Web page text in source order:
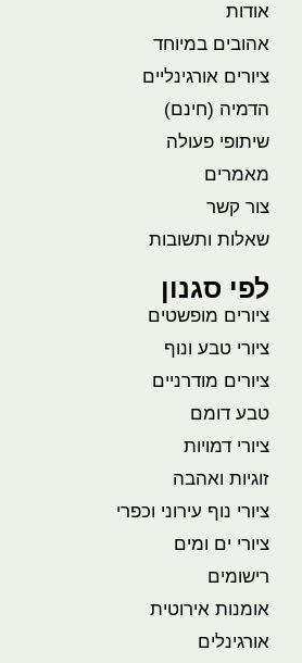
אודות
אהובים במיוחד
ציורים אורגינליים
הדמיה (חינם)
שיתופי פעולה
מאמרים
צור קשר
שאלות ותשובות
לפי סגנון
ציורים מופשטים
ציורי טבע ונוף
ציורים מודרניים
טבע דומם
ציורי דמויות
זוגיות ואהבה
ציורי נוף עירוני וכפרי
ציורי ים ומים
רישומים
אומנות אירוטית
אורגינלים